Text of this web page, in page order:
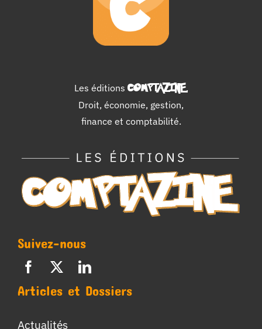
Les éditions COMPTAZINE.
Droit, économie, gestion,
finance et comptabilité.
Suivez-nous
Articles et Dossiers
Actualités